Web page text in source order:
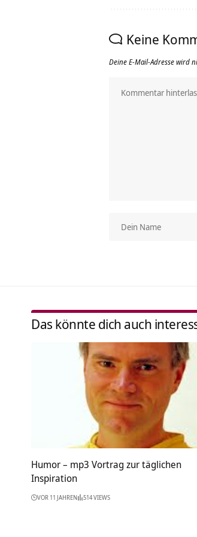
Keine
Deine E-Mail-Adresse wird
Das könnte dich auch
Humor – mp3 Vortrag zur täglichen
Inspiration
VOR 11 JAHREN 514 VIEWS